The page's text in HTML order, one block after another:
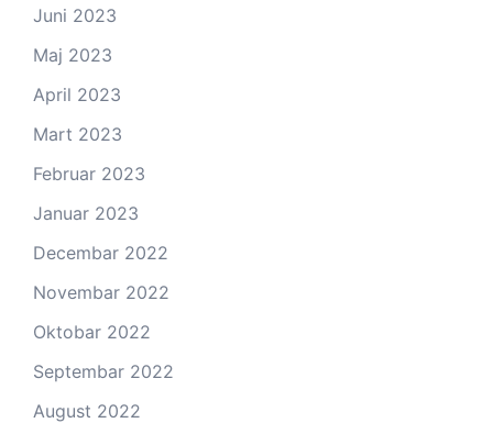
Juni 2023
Maj 2023
April 2023
Mart 2023
Februar 2023
Januar 2023
Decembar 2022
Novembar 2022
Oktobar 2022
Septembar 2022
August 2022